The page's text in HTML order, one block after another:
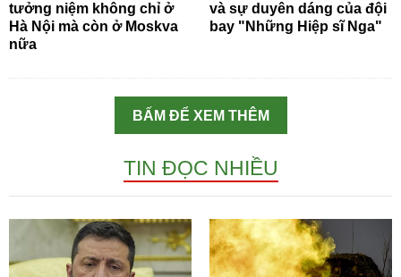
tưởng niệm không chỉ ở
Hà Nội mà còn ở Moskva
nữa
và sự duyên dáng của đội
bay "Những Hiệp sĩ Nga"
BẤM ĐỂ XEM THÊM
TIN ĐỌC NHIỀU